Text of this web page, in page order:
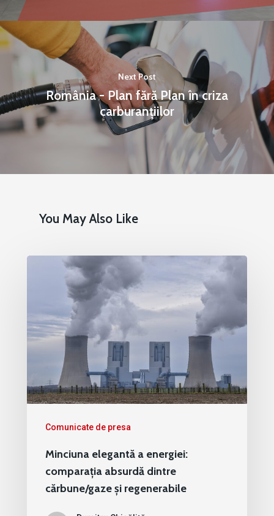
Next Post
România - Plan fără Plan în criza
carburanțiilor
You May Also Like
Comunicate de presa
Minciuna elegantă a energiei:
comparația absurdă dintre
cărbune/gaze și regenerabile